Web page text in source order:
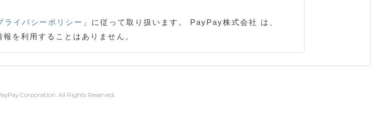
ライバシーポリシー 」に従って取り扱います。 PayPay株式会社 は、
を利用することはありません。
Corporation. All Rights Reserved.